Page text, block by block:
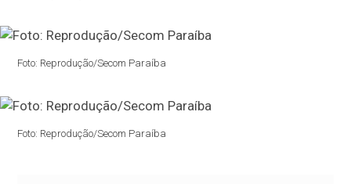
Foto: Reprodução/Secom Paraíba
Foto: Reprodução/Secom Paraíba